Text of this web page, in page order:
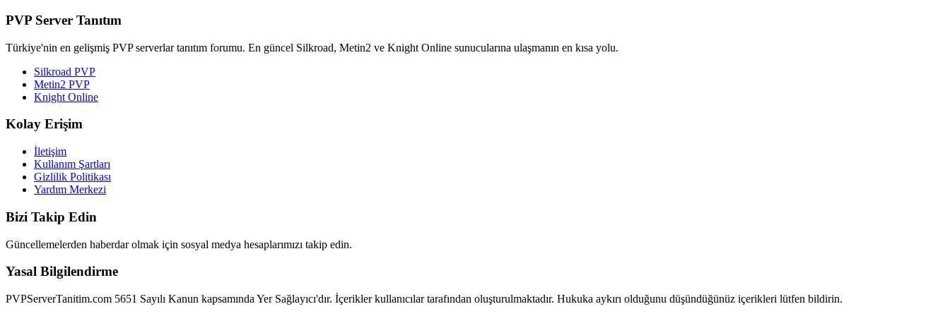
PVP Server Tanıtım
Türkiye'nin en gelişmiş PVP serverlar tanıtım forumu. En güncel Silkroad, Metin2 ve Knight Online sunucularına ulaşmanın en kısa yolu.
Silkroad PVP
Metin2 PVP
Knight Online
Kolay Erişim
İletişim
Kullanım Şartları
Gizlilik Politikası
Yardım Merkezi
Bizi Takip Edin
Güncellemelerden haberdar olmak için sosyal medya hesaplarımızı takip edin.
Yasal Bilgilendirme
PVPServerTanitim.com 5651 Sayılı Kanun kapsamında Yer Sağlayıcı'dır. İçerikler kullanıcılar tarafından oluşturulmaktadır. Hukuka aykırı olduğunu düşündüğünüz içerikleri lütfen bildirin.